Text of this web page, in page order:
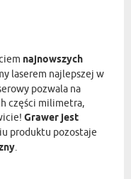
najnowszych
laserem najlepszej w
pozwala na
części milimetra,
Grawer jest
produktu pozostaje
.